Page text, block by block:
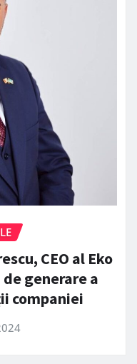
CEO al Eko
generare a
companiei